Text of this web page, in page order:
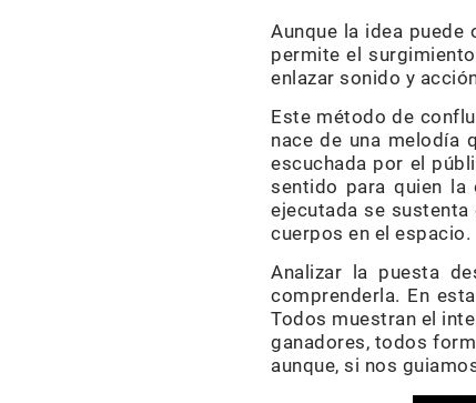
Aunque la idea
permite el
enlazar sonido y
Este método de
nace de una melodía
escuchada por el
sentido para quien la
ejecutada se
cuerpos en el espacio.
Analizar la puesta
comprenderla. En
Todos muestran el
ganadores, todos
aunque, si nos